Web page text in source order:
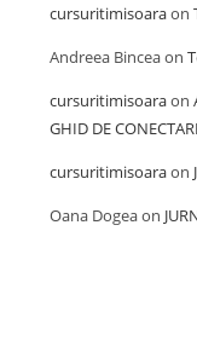
cursuritimisoaraon
Andreea Binceaon
cursuritimisoaraon
GHID DE
cursuritimisoaraon
Oana Dogeaon